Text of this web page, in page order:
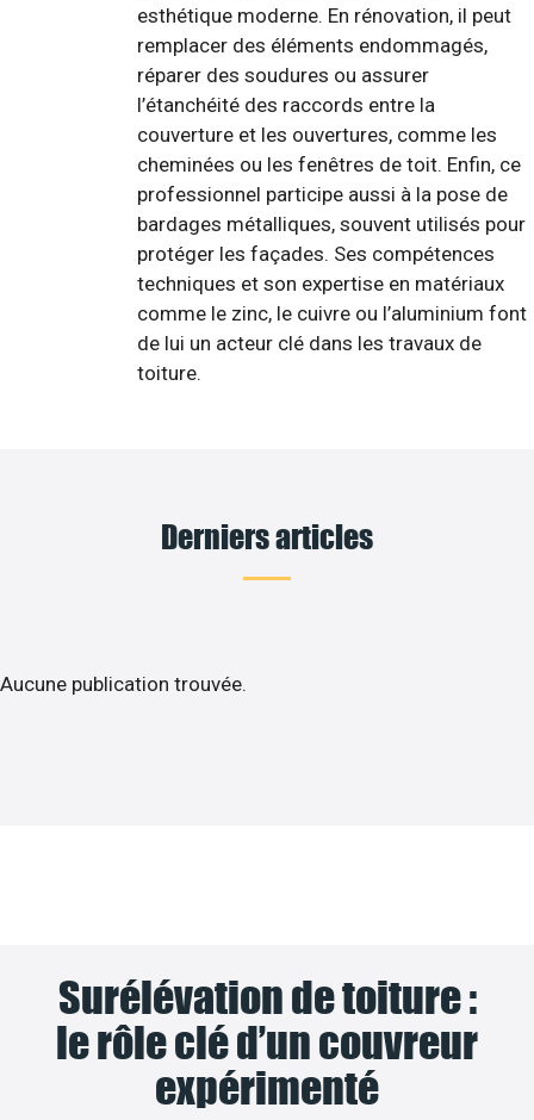
esthétique moderne. En rénovation, il peut
remplacer des éléments endommagés,
réparer des soudures ou assurer
l’étanchéité des raccords entre la
couverture et les ouvertures, comme les
cheminées ou les fenêtres de toit. Enfin, ce
professionnel participe aussi à la pose de
bardages métalliques, souvent utilisés pour
protéger les façades. Ses compétences
techniques et son expertise en matériaux
comme le zinc, le cuivre ou l’aluminium font
de lui un acteur clé dans les travaux de
toiture.
Derniers articles
Aucune publication trouvée.
Surélévation de toiture :
le rôle clé d’un couvreur
expérimenté